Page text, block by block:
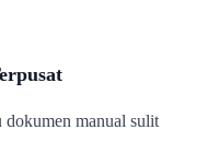
dokumen manual sulit